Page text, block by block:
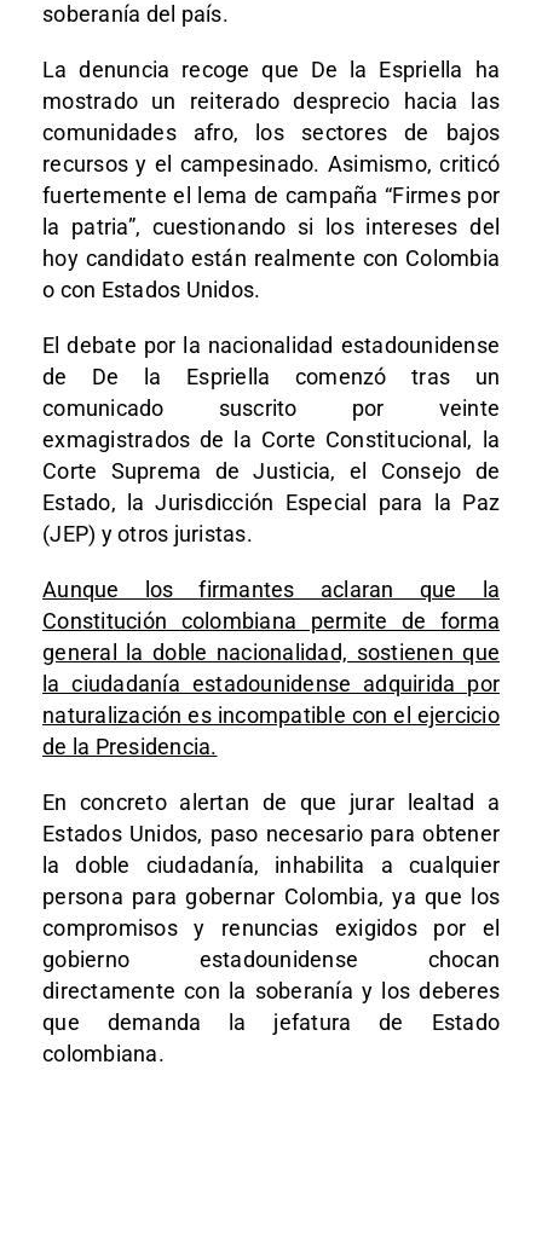
soberanía del país.
La denuncia recoge que De la Espriella ha
mostrado un reiterado desprecio hacia las
comunidades afro, los sectores de bajos
recursos y el campesinado. Asimismo, criticó
fuertemente el lema de campaña “Firmes por
la patria”, cuestionando si los intereses del
hoy candidato están realmente con Colombia
o con Estados Unidos.
El debate por la nacionalidad estadounidense
de De la Espriella comenzó tras un
comunicado suscrito por veinte
exmagistrados de la Corte Constitucional, la
Corte Suprema de Justicia, el Consejo de
Estado, la Jurisdicción Especial para la Paz
(JEP) y otros juristas.
Aunque los firmantes aclaran que la
Constitución colombiana permite de forma
general la doble nacionalidad, sostienen que
la ciudadanía estadounidense adquirida por
naturalización es incompatible con el ejercicio
de la Presidencia.
En concreto alertan de que jurar lealtad a
Estados Unidos, paso necesario para obtener
la doble ciudadanía, inhabilita a cualquier
persona para gobernar Colombia, ya que los
compromisos y renuncias exigidos por el
gobierno estadounidense chocan
directamente con la soberanía y los deberes
que demanda la jefatura de Estado
colombiana.